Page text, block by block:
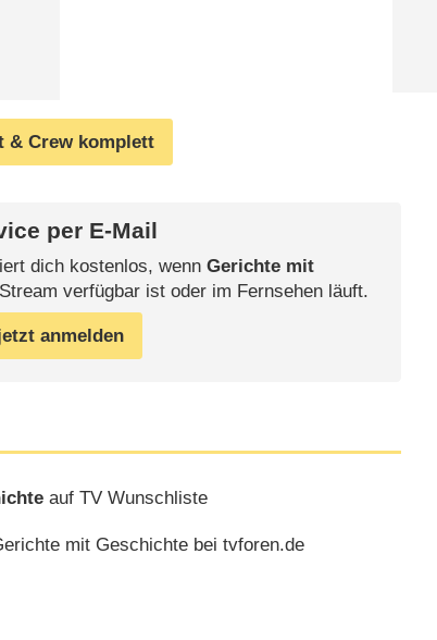
& Crew komplett
per E-Mail
dich kostenlos, wenn Gerichte mit
verfügbar ist oder im Fernsehen läuft.
anmelden
auf TV Wunschliste
mit Geschichte bei tvforen.de